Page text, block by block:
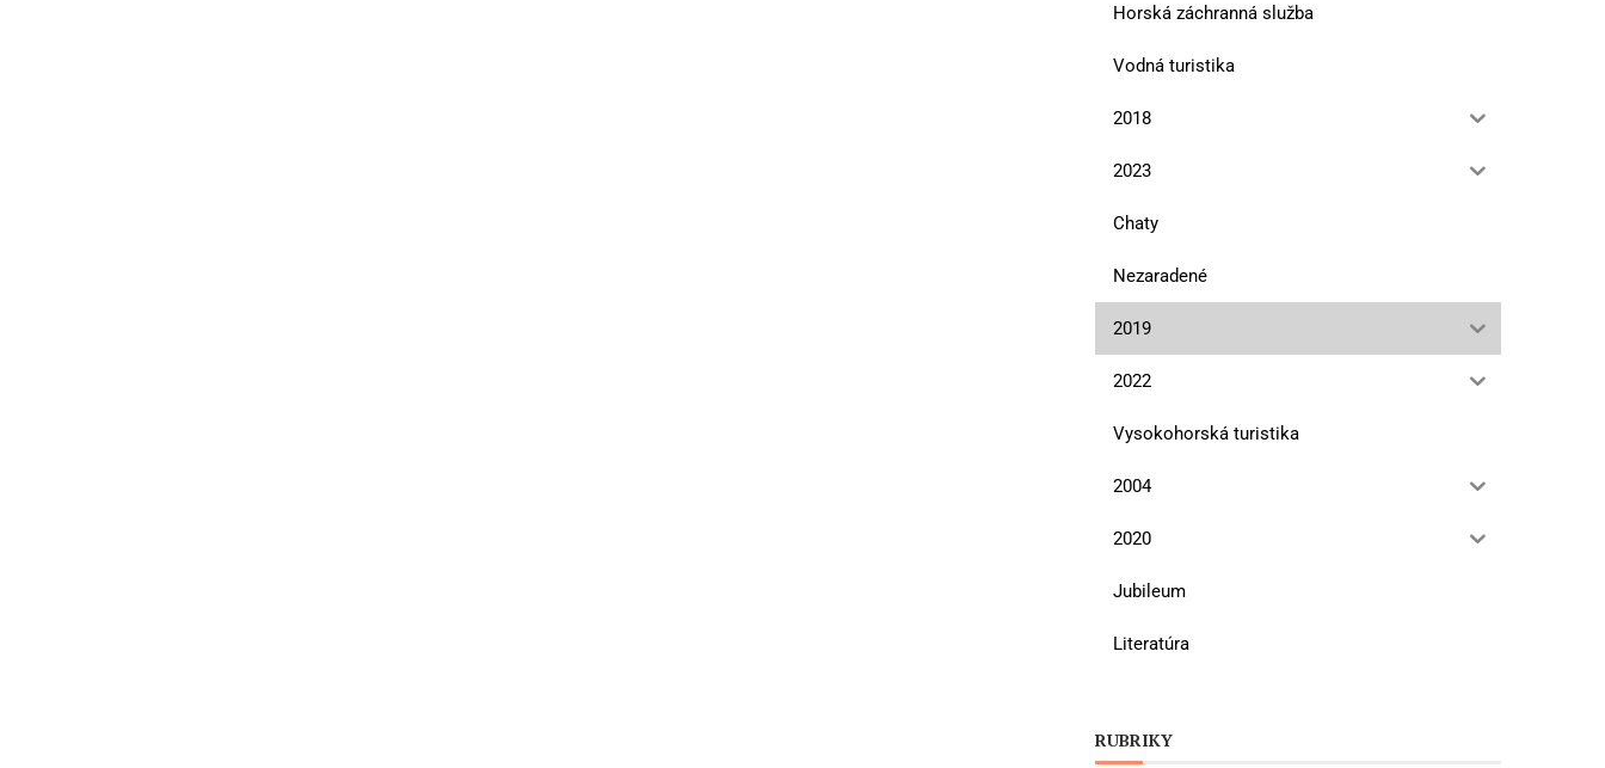
Horská záchranná služba
Vodná turistika
2018
2023
Chaty
Nezaradené
2019
2022
Vysokohorská turistika
2004
2020
Jubileum
Literatúra
RUBRIKY